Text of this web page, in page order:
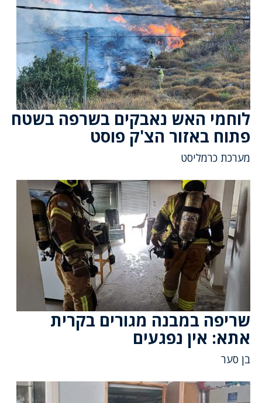
לוחמי האש נאבקים בשרפה בשטח
פתוח באזור הצ'ק פוסט
מערכת כרמליסט
שריפה במבנה מגורים בקרית
אתא: אין נפגעים
בן סער